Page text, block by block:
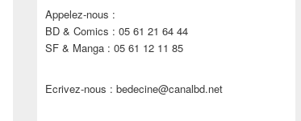
Appelez-nous :
BD & Comics : 05 61 21 64 44
SF & Manga : 05 61 12 11 85
Ecrivez-nous : bedecine@canalbd.net